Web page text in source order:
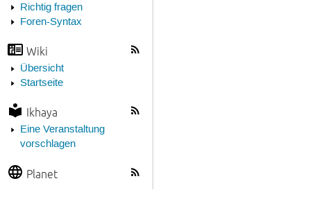
Richtig fragen
Foren-Syntax
Wiki
Übersicht
Startseite
Ikhaya
Eine Veranstaltung
vorschlagen
Planet